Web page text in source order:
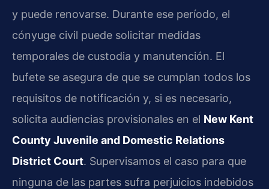
y puede renovarse. Durante ese período, el
cónyuge civil puede solicitar medidas
temporales de custodia y manutención. El
bufete se asegura de que se cumplan todos los
requisitos de notificación y, si es necesario,
solicita audiencias provisionales en el New Kent
County Juvenile and Domestic Relations
District Court. Supervisamos el caso para que
ninguna de las partes sufra perjuicios indebidos